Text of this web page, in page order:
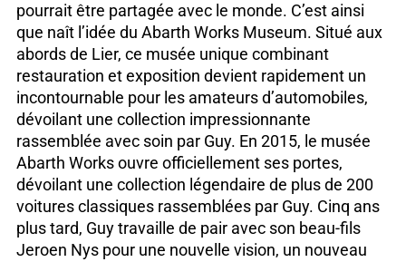
pourrait être partagée avec le monde. C’est ainsi
que naît l’idée du Abarth Works Museum. Situé aux
abords de Lier, ce musée unique combinant
restauration et exposition devient rapidement un
incontournable pour les amateurs d’automobiles,
dévoilant une collection impressionnante
rassemblée avec soin par Guy. En 2015, le musée
Abarth Works ouvre officiellement ses portes,
dévoilant une collection légendaire de plus de 200
voitures classiques rassemblées par Guy. Cinq ans
plus tard, Guy travaille de pair avec son beau-fils
Jeroen Nys pour une nouvelle vision, un nouveau